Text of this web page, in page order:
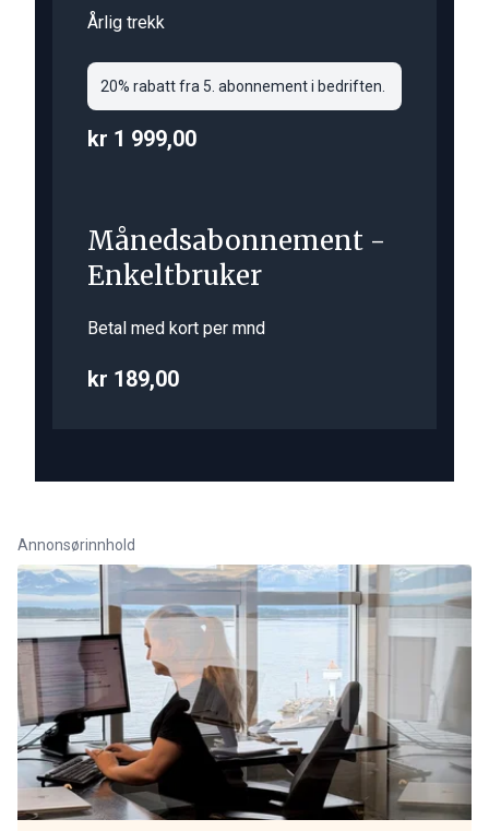
Årlig trekk
20% rabatt fra 5. abonnement i bedriften.
kr 1 999,00
Månedsabonnement -
Enkeltbruker
Betal med kort per mnd
kr 189,00
Annonsørinnhold